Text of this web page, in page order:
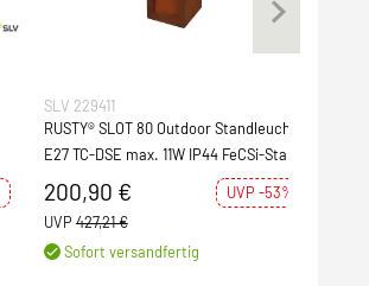
SLV 229411
RUSTY® SLOT 80 Outdoor Standleuchte
E27 TC-DSE max. 11W IP44 FeCSi-Stahl
gerostet Höhe 80cm
200,90 €
UVP -53%
UVP 427,21 €
Sofort versandfertig